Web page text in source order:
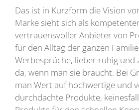
Das ist in Kurzform die Vision
Marke sieht sich als
vertrauensvoller Anbieter von
für den Alltag der ganzen
Werbesprüche, lieber ruhig und
da, wenn man sie braucht. Bei
man Wert auf hochwertige und
durchdachte Produkte,